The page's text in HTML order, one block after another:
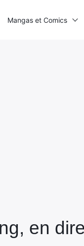
en
Mangas et Comics